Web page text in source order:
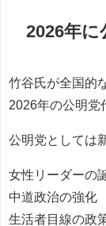
2026年に
竹谷氏が全国的
2026年の公明党
公明党としては
女性リーダーの
中道政治の強化
生活者目線の政